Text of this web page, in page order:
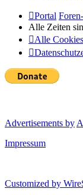
Portal
Alle Zeiten
Alle
Advertisements by
Impressum
Customized by